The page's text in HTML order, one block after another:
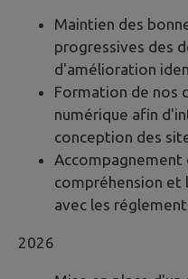
Maintien des
progressives des
d'amélioration
Formation de nos
numérique afin
conception des
Accompagnement
compréhension et
avec les
2026